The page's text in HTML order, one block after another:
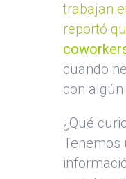
trabajan
reportó
cuando
con
¿Qué
Tenemos